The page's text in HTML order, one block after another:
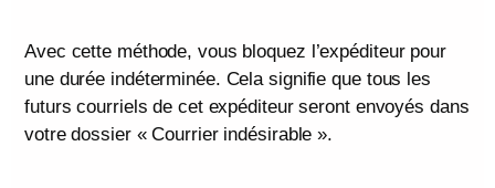
Avec cette méthode, vous bloquez l’expéditeur pour
une durée indéterminée. Cela signifie que tous les
futurs courriels de cet expéditeur seront envoyés dans
votre dossier « Courrier indésirable ».